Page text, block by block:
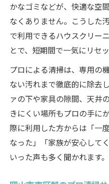
かなゴミなどが、快適な空
なくありません。こうした
で利用できるハウスクリー
とで、短期間で一気にリセ
プロによる清掃は、専用の
ない汚れまで徹底的に除去
ァの下や家具の隙間、天井
きにくい場所もプロの手に
際に利用した方からは「一
なった」「家族が安心して
いった声も多く聞かれます。